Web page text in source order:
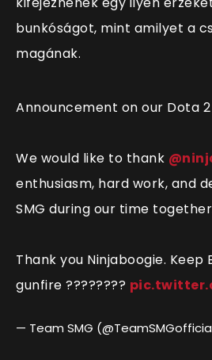
bunkóságot, mint amilyet a
magának.
Announcement on our Dota 2
We would like to thank
enthusiasm, hard work, and
SMG during our time
Thank you Ninjaboogie. Keep
gunfire ????????
— Team SMG